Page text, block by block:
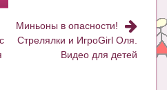
Миньоны в опасности!
Стрелялки и ИгроGirl Оля.
Видео для детей